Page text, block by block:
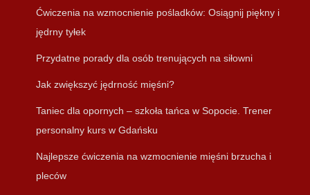
Ćwiczenia na wzmocnienie pośladków: Osiągnij piękny i
jędrny tyłek
Przydatne porady dla osób trenujących na siłowni
Jak zwiększyć jędrność mięśni?
Taniec dla opornych – szkoła tańca w Sopocie. Trener
personalny kurs w Gdańsku
Najlepsze ćwiczenia na wzmocnienie mięśni brzucha i
pleców